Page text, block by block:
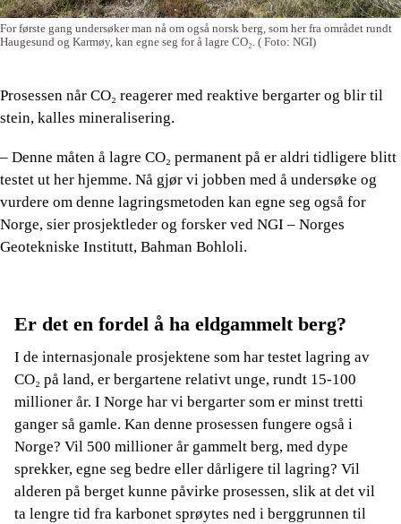
For første gang undersøker man nå om også norsk berg, som her fra området rundt
Haugesund og Karmøy, kan egne seg for å lagre CO₂. ( Foto: NGI)
Prosessen når CO₂ reagerer med reaktive bergarter og blir til
stein, kalles mineralisering.
– Denne måten å lagre CO₂ permanent på er aldri tidligere blitt
testet ut her hjemme. Nå gjør vi jobben med å undersøke og
vurdere om denne lagringsmetoden kan egne seg også for
Norge, sier prosjektleder og forsker ved NGI – Norges
Geotekniske Institutt, Bahman Bohloli.
Er det en fordel å ha eldgammelt berg?
I de internasjonale prosjektene som har testet lagring av
CO₂ på land, er bergartene relativt unge, rundt 15-100
millioner år. I Norge har vi bergarter som er minst tretti
ganger så gamle. Kan denne prosessen fungere også i
Norge? Vil 500 millioner år gammelt berg, med dype
sprekker, egne seg bedre eller dårligere til lagring? Vil
alderen på berget kunne påvirke prosessen, slik at det vil
ta lengre tid fra karbonet sprøytes ned i berggrunnen til